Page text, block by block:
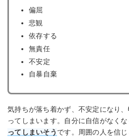
偏屈
悲観
依存する
無責任
不安定
自暴自棄
気持ちが落ち着かず、不安定になり、
ってしまいます。自分に自信がなくな
ってしまいそう です。周囲の人を信